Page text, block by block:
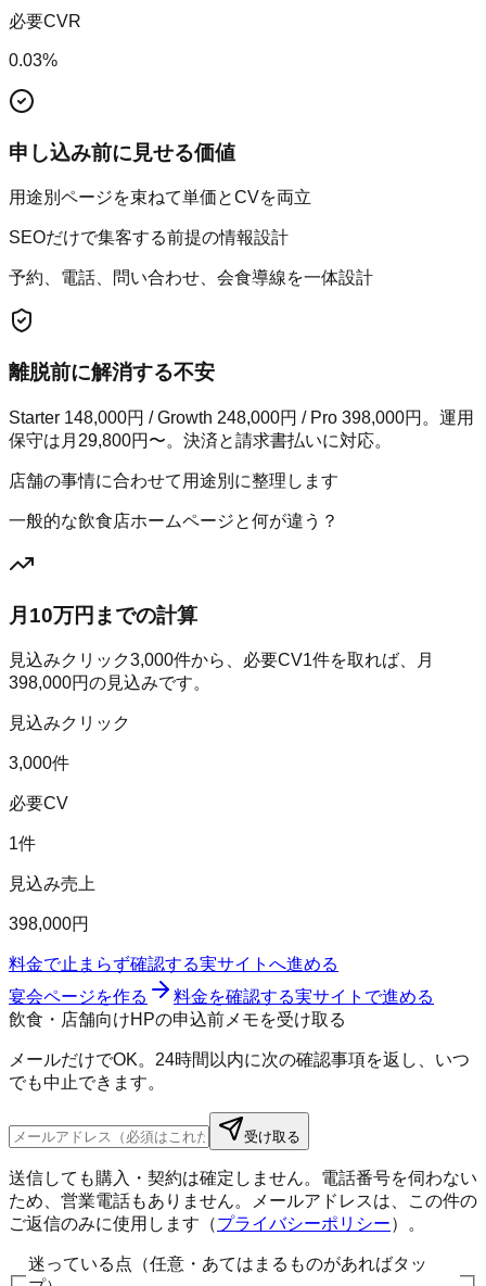
必要CVR
0.03%
申し込み前に見せる価値
用途別ページを束ねて単価とCVを両立
SEOだけで集客する前提の情報設計
予約、電話、問い合わせ、会食導線を一体設計
離脱前に解消する不安
Starter 148,000円 / Growth 248,000円 / Pro 398,000円。運用
保守は月29,800円〜。決済と請求書払いに対応。
店舗の事情に合わせて用途別に整理します
一般的な飲食店ホームページと何が違う？
月10万円までの計算
見込みクリック3,000件から、必要CV1件を取れば、月
398,000円の見込みです。
見込みクリック
3,000件
必要CV
1件
見込み売上
398,000円
料金で止まらず確認する実サイトへ進める
宴会ページを作る
料金を確認する実サイトで進める
飲食・店舗向けHPの申込前メモを受け取る
メールだけでOK。24時間以内に次の確認事項を返し、いつ
でも中止できます。
受け取る
送信しても購入・契約は確定しません。電話番号を伺わない
ため、営業電話もありません。メールアドレスは、この件の
ご返信のみに使用します（プライバシーポリシー）。
迷っている点（任意・あてはまるものがあればタッ